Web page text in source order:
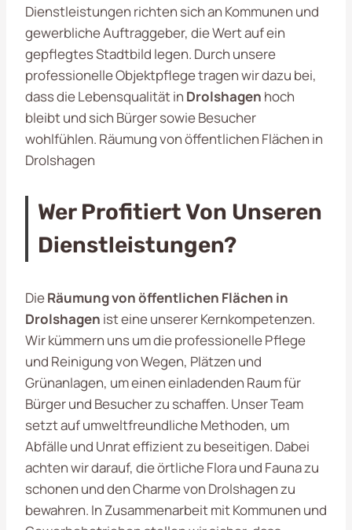
Dienstleistungen richten sich an Kommunen und
gewerbliche Auftraggeber, die Wert auf ein
gepflegtes Stadtbild legen. Durch unsere
professionelle Objektpflege tragen wir dazu bei,
dass die Lebensqualität in Drolshagen hoch
bleibt und sich Bürger sowie Besucher
wohlfühlen. Räumung von öffentlichen Flächen in
Drolshagen
Wer Profitiert Von Unseren
Dienstleistungen?
DieRäumung von öffentlichen Flächen in
Drolshagen ist eine unserer Kernkompetenzen.
Wir kümmern uns um die professionelle Pflege
und Reinigung von Wegen, Plätzen und
Grünanlagen, um einen einladenden Raum für
Bürger und Besucher zu schaffen. Unser Team
setzt auf umweltfreundliche Methoden, um
Abfälle und Unrat effizient zu beseitigen. Dabei
achten wir darauf, die örtliche Flora und Fauna zu
schonen und den Charme von Drolshagen zu
bewahren. In Zusammenarbeit mit Kommunen und